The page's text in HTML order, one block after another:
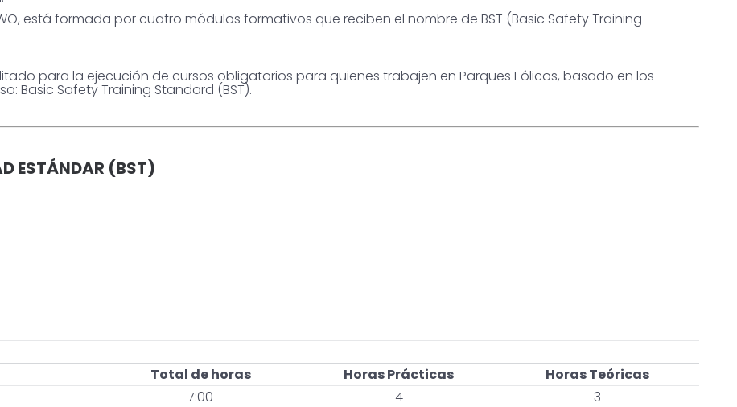
está formada por cuatro módulos formativos que reciben el nombre de BST (Basic Safety Training
para la ejecución de cursos obligatorios para quienes trabajen en Parques Eólicos, basado en los
Basic Safety Training Standard (BST).
ESTÁNDAR (BST)
Total de horas Horas Prácticas
Horas Teóricas
7:00 4
3